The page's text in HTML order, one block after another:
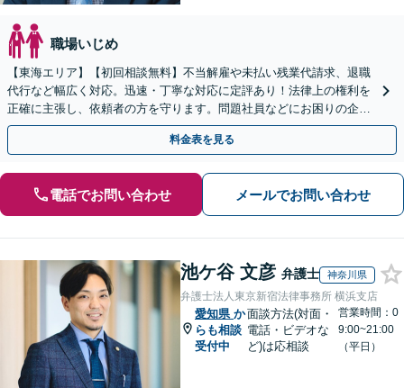
職場いじめ
【東海エリア】【初回相談無料】不当解雇や未払い残業代請求、退職
代行など幅広く対応。迅速・丁寧な対応に定評あり！法律上の権利を
正確に主張し、依頼者の方を守ります。問題社員などにお困りの企業
さまもぜひご相談ください【電話相談可】【法テラス可】
料金表を見る
電話でお問い合わせ メールでお問い合わせ
池ケ谷 文彦 弁護士 神奈川県
弁護士法人東京新宿法律事務所 横浜支店
愛知県 か
らも相談
受付中
面談方法(対面・
電話・ビデオな
ど)は応相談
営業時間：0
9:00~21:00
（平日）